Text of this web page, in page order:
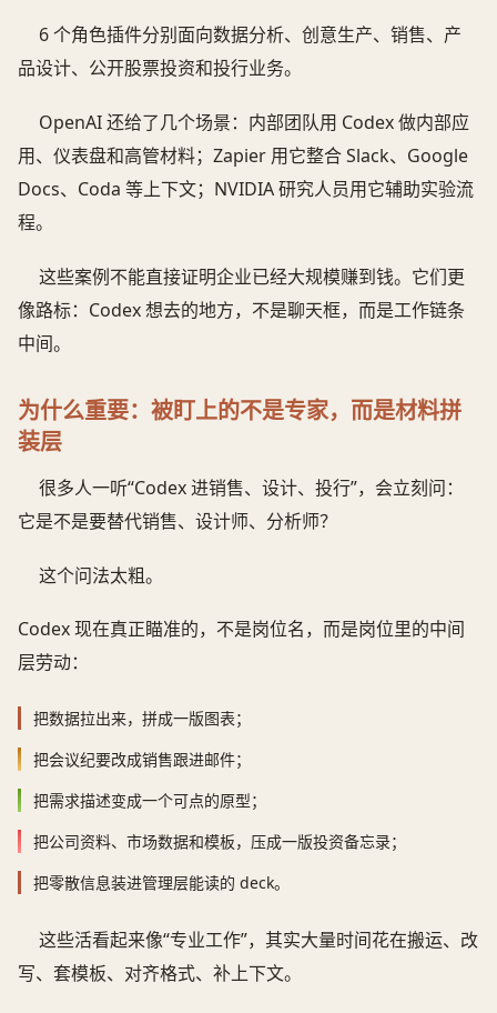
6 个角色插件分别面向数据分析、创意生产、销售、产
品设计、公开股票投资和投行业务。
OpenAI 还给了几个场景：内部团队用 Codex 做内部应
用、仪表盘和高管材料；Zapier 用它整合 Slack、Google
Docs、Coda 等上下文；NVIDIA 研究人员用它辅助实验流
程。
这些案例不能直接证明企业已经大规模赚到钱。它们更
像路标：Codex 想去的地方，不是聊天框，而是工作链条
中间。
为什么重要：被盯上的不是专家，而是材料拼
装层
很多人一听“Codex 进销售、设计、投行”，会立刻问：
它是不是要替代销售、设计师、分析师？
这个问法太粗。
Codex 现在真正瞄准的，不是岗位名，而是岗位里的中间
层劳动：
把数据拉出来，拼成一版图表；
把会议纪要改成销售跟进邮件；
把需求描述变成一个可点的原型；
把公司资料、市场数据和模板，压成一版投资备忘录；
把零散信息装进管理层能读的 deck。
这些活看起来像“专业工作”，其实大量时间花在搬运、改
写、套模板、对齐格式、补上下文。